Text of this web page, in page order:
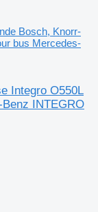
Bosch, Knorr-
bus Mercedes-
Integro O550L
INTEGRO